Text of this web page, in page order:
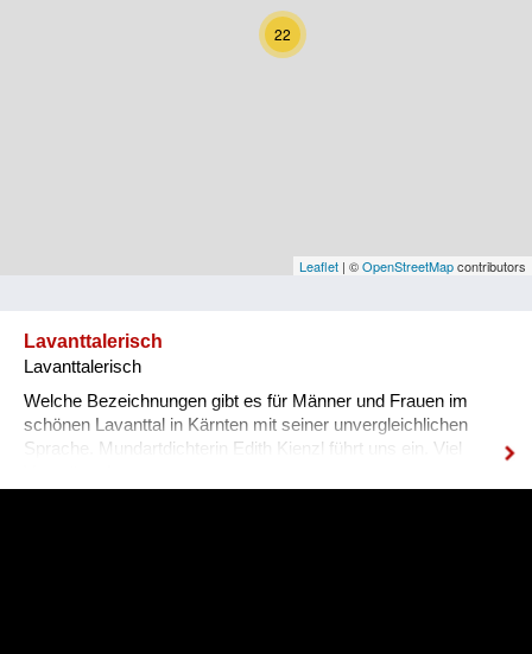
Niederösterreich
Oberösterreich
Vorarlberg
Natur und Landwirtschaft
22
Leaflet | ©OpenStreetMapcontributors
Lavanttalerisch
Lavanttalerisch
Welche Bezeichnungen gibt es für Männer und Frauen im
schönen Lavanttal in Kärnten mit seiner unvergleichlichen
Sprache. Mundartdichterin Edith Kienzl führt uns ein. Viel